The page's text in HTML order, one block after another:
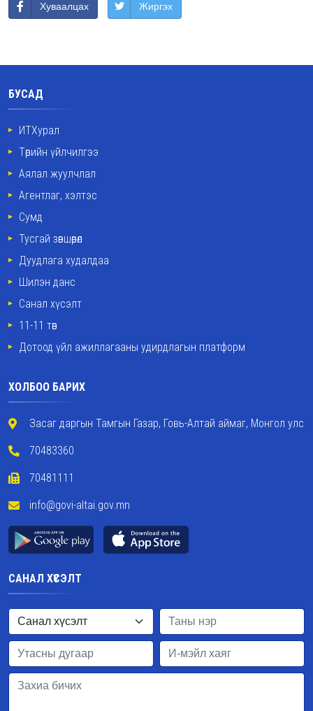
Хуваалцах Жиргэх
БУСАД
ИТХурал
Төрийн үйлчилгээ
Аялал жуулчлал
Агентлаг, хэлтэс
Сумд
Тусгай зөвшөөрөл
Дуудлага худалдаа
Шилэн данс
Санал хүсэлт
11-11 төв
Дотоод үйл ажиллагааны удирдлагын платформ
ХОЛБОО БАРИХ
Засаг даргын Тамгын Газар, Говь-Алтай аймаг, Монгол улс
70483360
70481111
info@govi-altai.gov.mn
САНАЛ ХҮСЭЛТ